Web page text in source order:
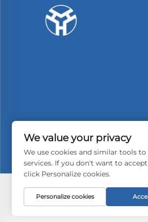
Copyright © 2026
pidätetään -
We value your privacy
We use cookies and similar tools
services. If you don't want to
click Personalize cookies.
Personalize cookies